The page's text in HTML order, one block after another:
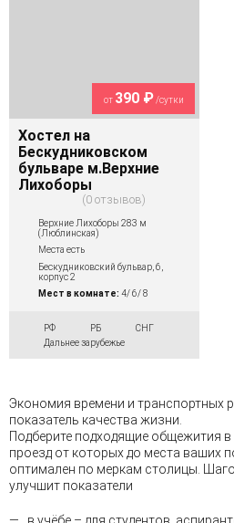
от 390 ₽/сутки
Хостел на
Бескудниковском
бульваре м.Верхние
Лихоборы
0 отзывов
Верхние Лихоборы 283 м
(Люблинская)
Места есть
Бескудниковский бульвар, 6,
корпус 2
Мест в комнате: 4/ 6/ 8
РФ РБ
СНГ
Дальнее зарубежье
Экономия времени и транспортных
показатель качества жизни.
Подберите подходящие общежития
проезд от которых до места ваших
оптимален по меркам столицы.
улучшит показатели
в учёбе – для студентов,